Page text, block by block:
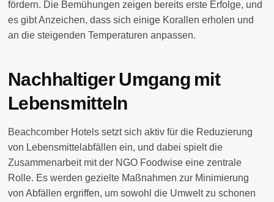
fördern. Die Bemühungen zeigen bereits erste Erfolge, und
es gibt Anzeichen, dass sich einige Korallen erholen und
an die steigenden Temperaturen anpassen.
Nachhaltiger Umgang mit
Lebensmitteln
Beachcomber Hotels setzt sich aktiv für die Reduzierung
von Lebensmittelabfällen ein, und dabei spielt die
Zusammenarbeit mit der NGO Foodwise eine zentrale
Rolle. Es werden gezielte Maßnahmen zur Minimierung
von Abfällen ergriffen, um sowohl die Umwelt zu schonen